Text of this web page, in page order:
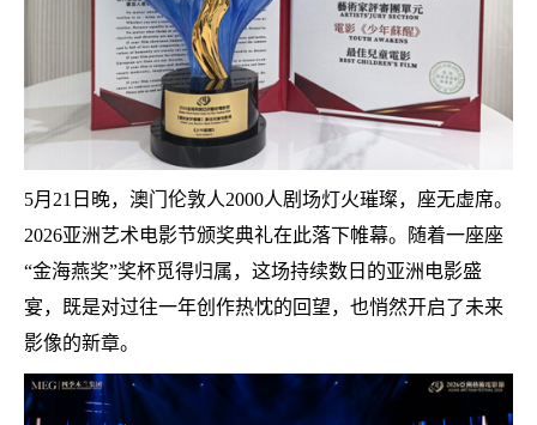
5月21日晚，澳门伦敦人2000人剧场灯火璀璨，座无虚席。
2026亚洲艺术电影节颁奖典礼在此落下帷幕。随着一座座
“金海燕奖”奖杯觅得归属，这场持续数日的亚洲电影盛
宴，既是对过往一年创作热忱的回望，也悄然开启了未来
影像的新章。